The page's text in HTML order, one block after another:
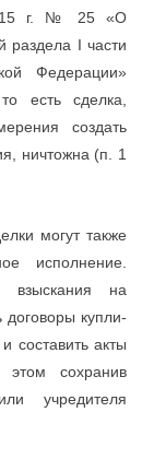
г. № 25 «О
раздела I части
Федерации»
есть сделка,
создать
ничтожна (п. 1
могут также
исполнение.
взыскания на
купли-
составить акты
сохранив
учредителя